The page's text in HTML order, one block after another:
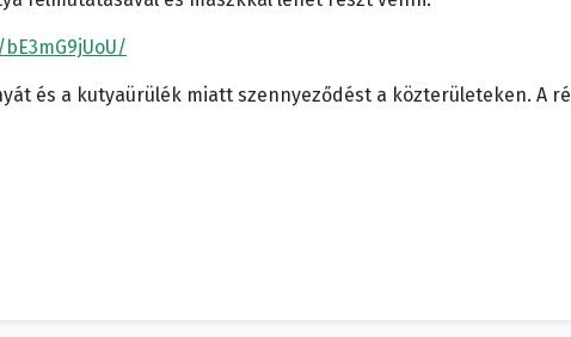
és a kutyaürülék miatt szennyeződést a közterületeken. A